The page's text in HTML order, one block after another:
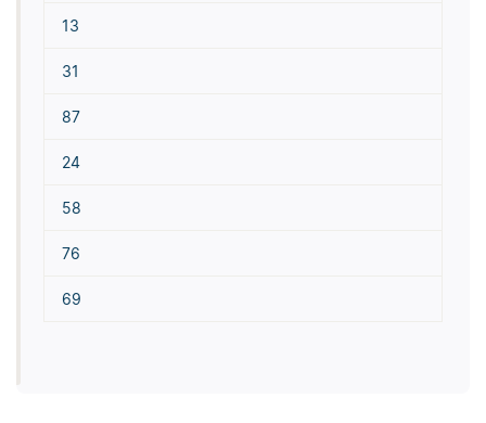
13
31
87
24
58
76
69